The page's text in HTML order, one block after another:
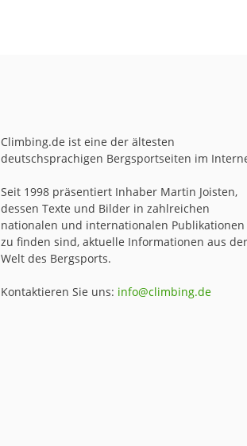
Climbing.de ist eine der ältesten
deutschsprachigen Bergsportseiten im
Seit 1998 präsentiert Inhaber Martin Joisten,
dessen Texte und Bilder in zahlreichen
nationalen und internationalen Publikationen
zu finden sind, aktuelle Informationen aus der
Welt des Bergsports.
Kontaktieren Sie uns: info@climbing.de